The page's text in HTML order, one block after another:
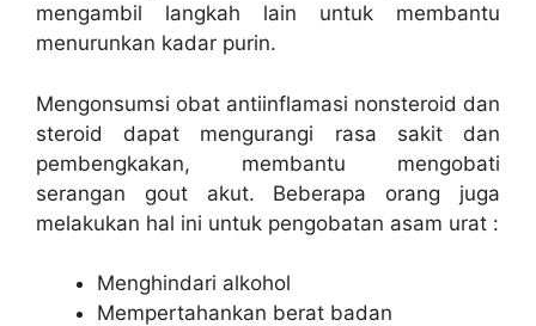
mengambil langkah lain untuk membantu
menurunkan kadar purin.
Mengonsumsi obat antiinflamasi nonsteroid dan
steroid dapat mengurangi rasa sakit dan
pembengkakan, membantu mengobati
serangan gout akut. Beberapa orang juga
melakukan hal ini untuk pengobatan asam urat :
Menghindari alkohol
Mempertahankan berat badan